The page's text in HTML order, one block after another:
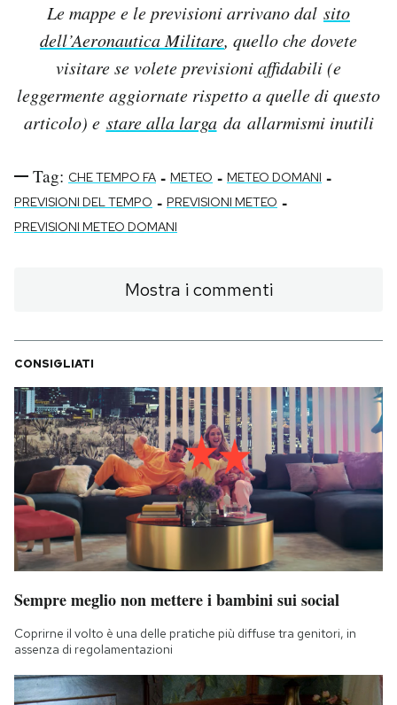
Le mappe e le previsioni arrivano dal sito
dell’Aeronautica Militare, quello che dovete
visitare se volete previsioni affidabili (e
leggermente aggiornate rispetto a quelle di questo
articolo) e stare alla largada allarmismi inutili
Tag: CHE TEMPO FA - METEO - METEO DOMANI -
PREVISIONI DEL TEMPO - PREVISIONI METEO -
PREVISIONI METEO DOMANI
Mostra i commenti
CONSIGLIATI
Sempre meglio non mettere i bambini sui social
Coprirne il volto è una delle pratiche più diffuse tra genitori, in
assenza di regolamentazioni